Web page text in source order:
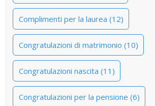
Complimenti per la laurea (12)
Congratulazioni di matrimonio (10)
Congratulazioni nascita (11)
Congratulazioni per la pensione (6)